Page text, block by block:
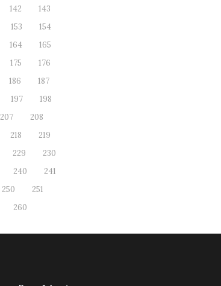
142
143
153
154
164
165
175
176
186
187
197
198
207
208
218
219
229
230
240
241
250
251
260